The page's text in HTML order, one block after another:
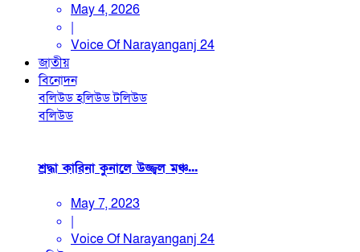
May 4, 2026
|
Voice Of Narayanganj 24
জাতীয়
বিনোদন
বলিউডহলিউডটলিউড
বলিউড
শ্রদ্ধা কারিনা কুনালে উজ্জ্বল মঞ্চ...
May 7, 2023
|
Voice Of Narayanganj 24